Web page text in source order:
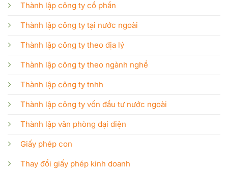
Thành lập công ty cổ phần
Thành lập công ty tại nước ngoài
Thành lập công ty theo địa lý
Thành lập công ty theo ngành nghề
Thành lập công ty tnhh
Thành lập công ty vốn đầu tư nước ngoài
Thành lập văn phòng đại diện
Giấy phép con
Thay đổi giấy phép kinh doanh